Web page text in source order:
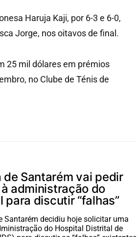
Haruja Kaji, por 6-3 e 6-0,
Jorge, nos oitavos de final.
25 mil dólares em prémios
no Clube de Ténis de
de Santarém vai pedir
administração do
para discutir “falhas”
Santarém decidiu hoje solicitar uma
do Hospital Distrital de